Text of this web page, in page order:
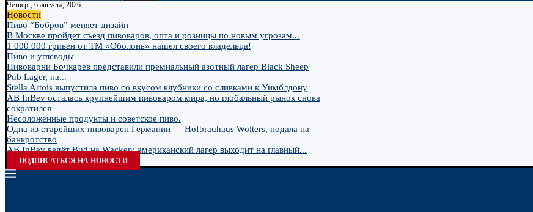
Четверг, 6 августа, 2026
Новости
Пиво “Бобров” меняет дизайн
В Москве пройдет съезд пивоваров, опта и розницы по новым угрозам...
1 000 000 гривен от ТМ «Оболонь» нашел своего владельца!
Пиво и углеводы
Пивоварни Бочкарев представили премиальный азотный лагер Black Sheep
Pub Lager, на...
Stella Artois выпустила пиво со вкусом клубники со сливками к Уимблдону
AB InBev осталась крупнейшим пивоваром мира, но глобальный рынок снова
сократился
Несоложенные продукты и советское пиво.
Одна из старейших пивоварен Германии — Hofbrauhaus Wolters, подала на
банкротство
AB InBev ведёт Bud на Wacken: американский лагер выходит на главный...
ПОДПИСАТЬСЯ НА НОВОСТИ